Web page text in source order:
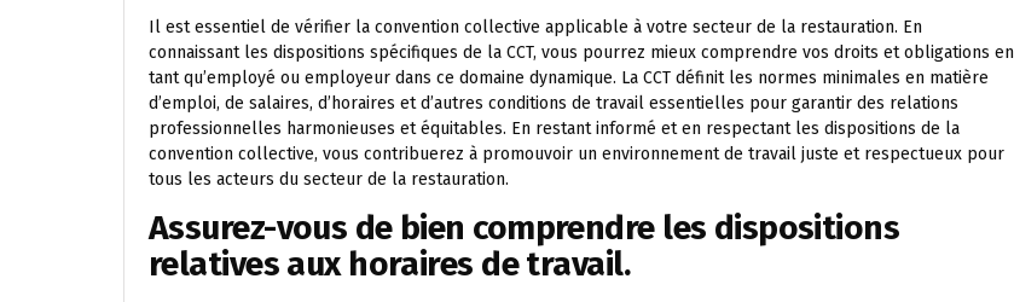
Il est essentiel de vérifier la convention collective applicable à votre secteur de la restauration. En
connaissant les dispositions spécifiques de la CCT, vous pourrez mieux comprendre vos droits et obligations en
tant qu’employé ou employeur dans ce domaine dynamique. La CCT définit les normes minimales en matière
d’emploi, de salaires, d’horaires et d’autres conditions de travail essentielles pour garantir des relations
professionnelles harmonieuses et équitables. En restant informé et en respectant les dispositions de la
convention collective, vous contribuerez à promouvoir un environnement de travail juste et respectueux pour
tous les acteurs du secteur de la restauration.
Assurez-vous de bien comprendre les dispositions
relatives aux horaires de travail.